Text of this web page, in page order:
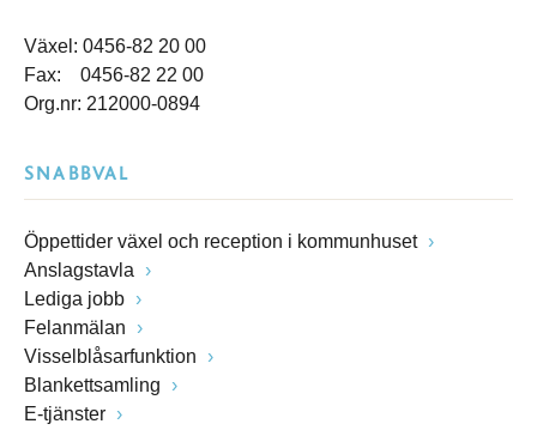
Växel: 0456-82 20 00
Fax: 0456-82 22 00
Org.nr: 212000-0894
SNABBVAL
Öppettider växel och reception i kommunhuset
Anslagstavla
Lediga jobb
Felanmälan
Visselblåsarfunktion
Blankettsamling
E-tjänster